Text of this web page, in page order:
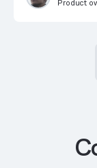
Product